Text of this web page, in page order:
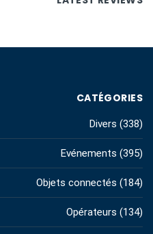
CATÉGORIES
Divers (338)
Evénements (395)
Objets connectés (184)
Opérateurs (134)